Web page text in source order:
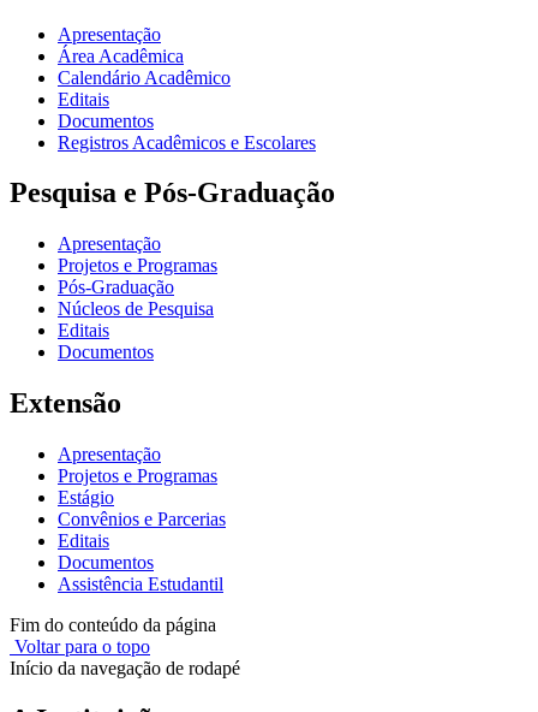
Apresentação
Área Acadêmica
Calendário Acadêmico
Editais
Documentos
Registros Acadêmicos e Escolares
Pesquisa e Pós-Graduação
Apresentação
Projetos e Programas
Pós-Graduação
Núcleos de Pesquisa
Editais
Documentos
Extensão
Apresentação
Projetos e Programas
Estágio
Convênios e Parcerias
Editais
Documentos
Assistência Estudantil
Fim do conteúdo da página
Voltar para o topo
Início da navegação de rodapé